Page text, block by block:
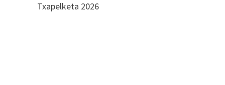
Txapelketa 2026